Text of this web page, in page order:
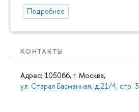
Подробнее
КОНТАКТЫ
Адрес: 105066, г. Москва,
ул. Старая Басманная, д.21/4, стр. 3